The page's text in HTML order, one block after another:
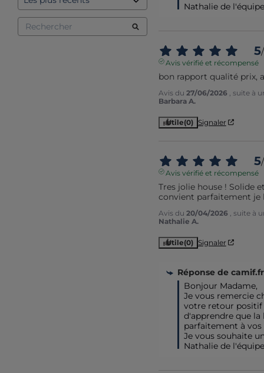
Nathalie de
5/
Avis vérifié et récompensé
bon rapport qualité prix,
Avis du 27/06/2026
, suite à
Barbara A.
Utile(0) Signaler
5/
Avis vérifié et récompensé
Tres jolie house ! Solide
convient parfaitement je
Avis du 20/04/2026
, suite à
Nathalie A.
Utile(0) Signaler
Réponse de camif.fr
Bonjour Madame,
Je vous remercie
votre retour positif
d'apprendre que la
parfaitement à vos
Je vous souhaite
Nathalie de